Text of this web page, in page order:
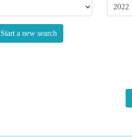
Start a new search